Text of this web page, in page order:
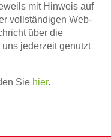
mit Hinweis auf
vollständigen Web-
über die
jederzeit genutzt
Sie hier.